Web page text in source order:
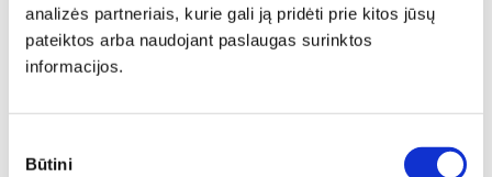
analizės partneriais, kurie gali ją pridėti prie kitos jūsų
pateiktos arba naudojant paslaugas surinktos
informacijos.
pasirinkimas
Būtini
Rodyti artimiausią parduotuvę
Skambinti: